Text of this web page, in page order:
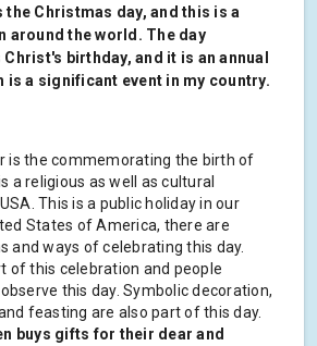
the Christmas day, and this is a
around the world. The day
birthday, and it is an annual
is a significant event in my country.
is the commemorating the birth of
a religious as well as cultural
This is a public holiday in our
States of America, there are
and ways of celebrating this day.
of this celebration and people
this day. Symbolic decoration,
feasting are also part of this day.
buys gifts for their dear and